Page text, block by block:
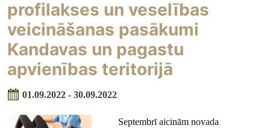
profilakses un veselības
veicināšanas pasākumi
Kandavas un pagastu
apvienības teritorijā
01.09.2022 - 30.09.2022
Septembrī aicinām novada